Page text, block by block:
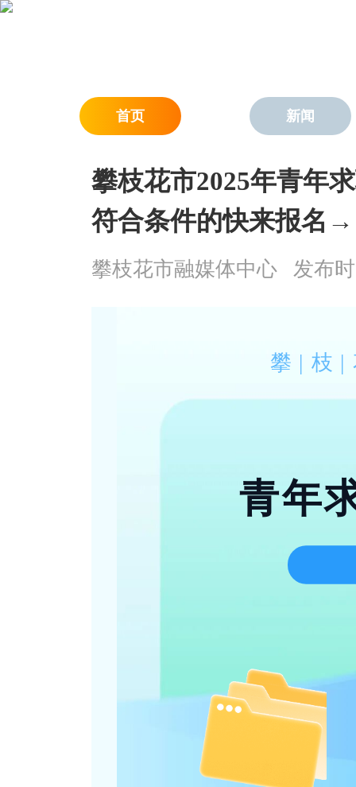
首页 新闻
攀枝花市2025年青年
符合条件的快来报名→
攀枝花市融媒体中心 发布
青年
攀|枝